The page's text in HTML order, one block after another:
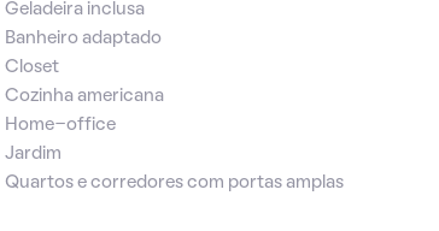
Geladeira inclusa
Banheiro adaptado
Closet
Cozinha americana
Home-office
Jardim
Quartos e corredores com portas amplas